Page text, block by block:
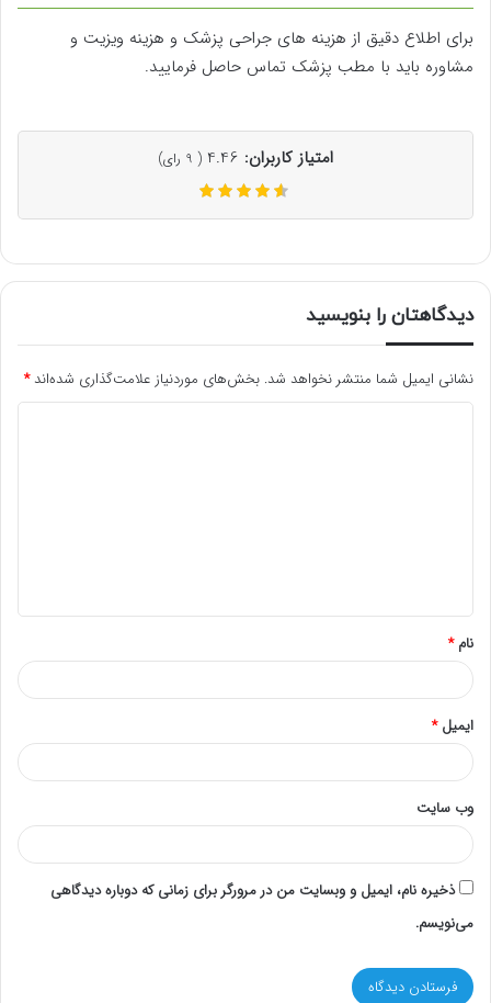
برای اطلاع دقیق از هزینه های جراحی پزشک و هزینه ویزیت و
مشاوره باید با مطب پزشک تماس حاصل فرمایید.
امتیاز کاربران: 4.46
(
9 رای)
دیدگاهتان را بنویسید
نشانی ایمیل شما منتشر نخواهد شد. بخش‌های موردنیاز علامت‌گذاری شده‌اند*
*
نام*
ایمیل*
وب‌ سایت
ذخیره نام، ایمیل و وبسایت من در مرورگر برای زمانی که دوباره دیدگاهی
می‌نویسم.